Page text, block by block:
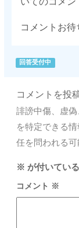
コメントお待
回答受付中
コメントを投
誹謗中傷、虚
を特定できる
任を問われる可
※ が付いてい
コメント ※